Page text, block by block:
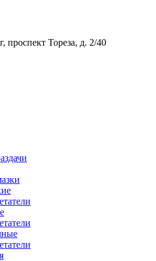
проспект Тореза, д. 2/40